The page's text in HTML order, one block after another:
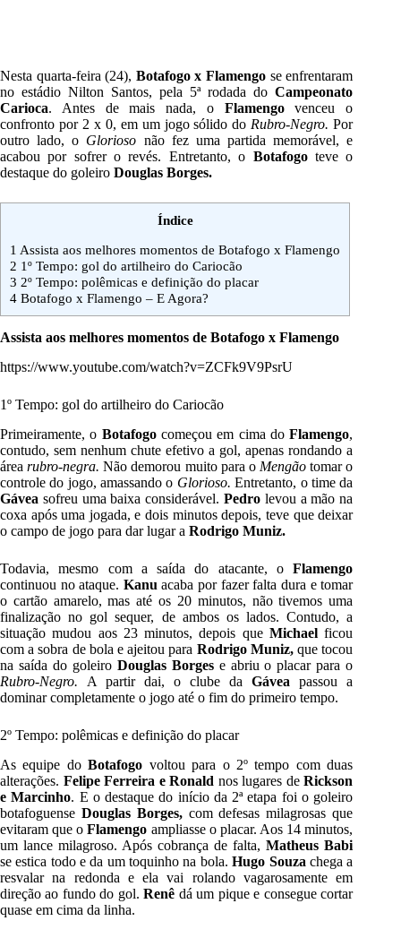
Nesta quarta-feira (24), Botafogo x Flamengo se enfrentaram
no estádio Nilton Santos, pela 5ª rodada doCampeonato
Carioca. Antes de mais nada, o Flamengovenceu o
confronto por 2 x 0, em um jogo sólido do Rubro-Negro.Por
outro lado, o Glorioso não fez uma partida memorável, e
acabou por sofrer o revés. Entretanto, o Botafogo teve o
destaque do goleiro Douglas Borges.
Índice
1 Assista aos melhores momentos de Botafogo x Flamengo
2 1º Tempo: gol do artilheiro do Cariocão
3 2º Tempo: polêmicas e definição do placar
4 Botafogo x Flamengo – E Agora?
Assista aos melhores momentos de Botafogo x Flamengo
https://www.youtube.com/watch?v=ZCFk9V9PsrU
1º Tempo: gol do artilheiro do Cariocão
Primeiramente, o Botafogo começou em cima doFlamengo,
contudo, sem nenhum chute efetivo a gol, apenas rondando a
árearubro-negra.Não demorou muito para o Mengãotomar o
controle do jogo, amassando o Glorioso. Entretanto, o time da
Gávea sofreu uma baixa considerável.Pedro levou a mão na
coxa após uma jogada, e dois minutos depois, teve que deixar
o campo de jogo para dar lugar a Rodrigo Muniz.
Todavia, mesmo com a saída do atacante, oFlamengo
continuou no ataque. Kanu acaba por fazer falta dura e tomar
o cartão amarelo, mas até os 20 minutos, não tivemos uma
finalização no gol sequer, de ambos os lados. Contudo, a
situação mudou aos 23 minutos, depois que Michaelficou
com a sobra de bola e ajeitou para Rodrigo Muniz,que tocou
na saída do goleiro Douglas Borges e abriu o placar para o
Rubro-Negro. A partir dai, o clube daGáveapassou a
dominar completamente o jogo até o fim do primeiro tempo.
2º Tempo: polêmicas e definição do placar
As equipe doBotafogo voltou para o 2º tempo com duas
alterações. Felipe Ferreira e Ronald nos lugares deRickson
e Marcinho. E o destaque do início da 2ª etapa foi o goleiro
botafoguense Douglas Borges, com defesas milagrosas que
evitaram que oFlamengo ampliasse o placar. Aos 14 minutos,
um lance milagroso. Após cobrança de falta,Matheus Babi
se estica todo e da um toquinho na bola.Hugo Souza chega a
resvalar na redonda e ela vai rolando vagarosamente em
direção ao fundo do gol.Renê dá um pique e consegue cortar
quase em cima da linha.